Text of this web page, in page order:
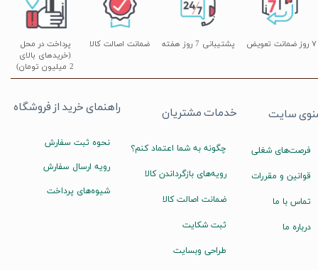
پشتیبانی 7 روز هفته
پرداخت در محل
(خریدهای بالای
2 میلیون تومان)
۷ روز ضمانت تعویض ضمانت اصالت کالا
راهنمای خرید از فروشگاه
نحوه ثبت سفارش
رویه ارسال سفارش
شیوه‌های پرداخت
خدمات مشتریان
چگونه به شما اعتماد کنم؟
رویه‌های بازگرداندن کالا
ضمانت اصالت کالا
ثبت شکایت
طراحی وبسایت
سایت
فرصت‌های شغلی
قوانین و مقررات
تماس با ما
درباره ما